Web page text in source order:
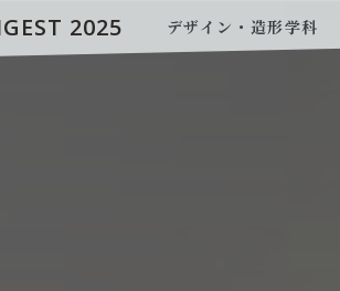
2025 デザイン・造形学科